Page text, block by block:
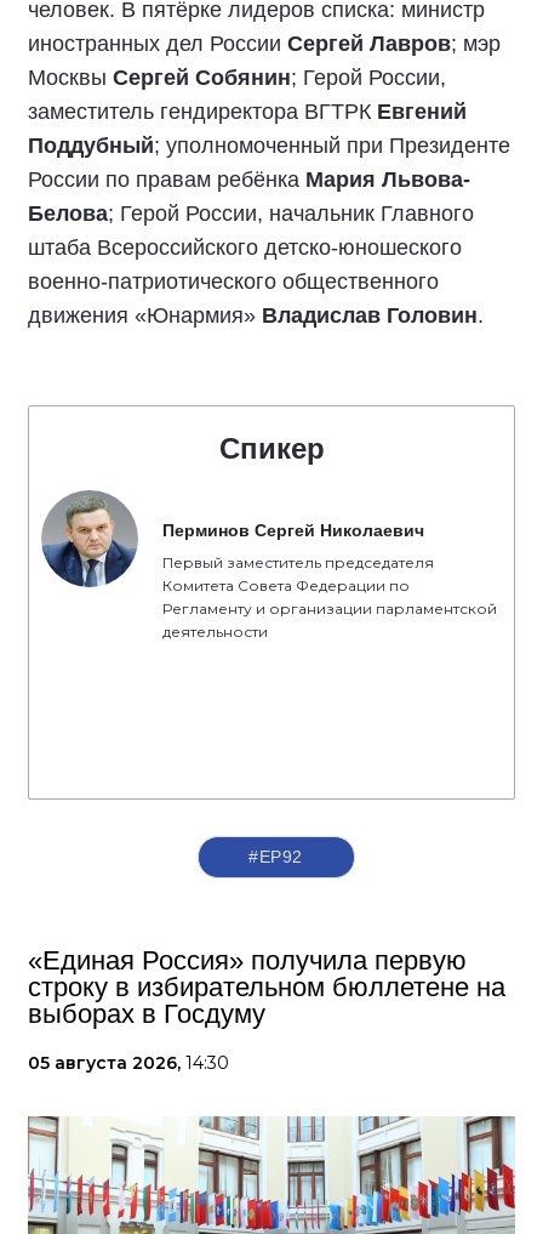
человек. В пятёрке лидеров списка: министр
иностранных дел России Сергей Лавров; мэр
Москвы Сергей Собянин; Герой России,
заместитель гендиректора ВГТРК Евгений
Поддубный; уполномоченный при Президенте
России по правам ребёнка Мария Львова-
Белова; Герой России, начальник Главного
штаба Всероссийского детско-юношеского
военно-патриотического общественного
движения «Юнармия» Владислав Головин.
Спикер
Перминов Сергей Николаевич
Первый заместитель председателя
Комитета Совета Федерации по
Регламенту и организации парламентской
деятельности
#ЕР92
«Единая Россия» получила первую
строку в избирательном бюллетене на
выборах в Госдуму
05 августа 2026, 14:30